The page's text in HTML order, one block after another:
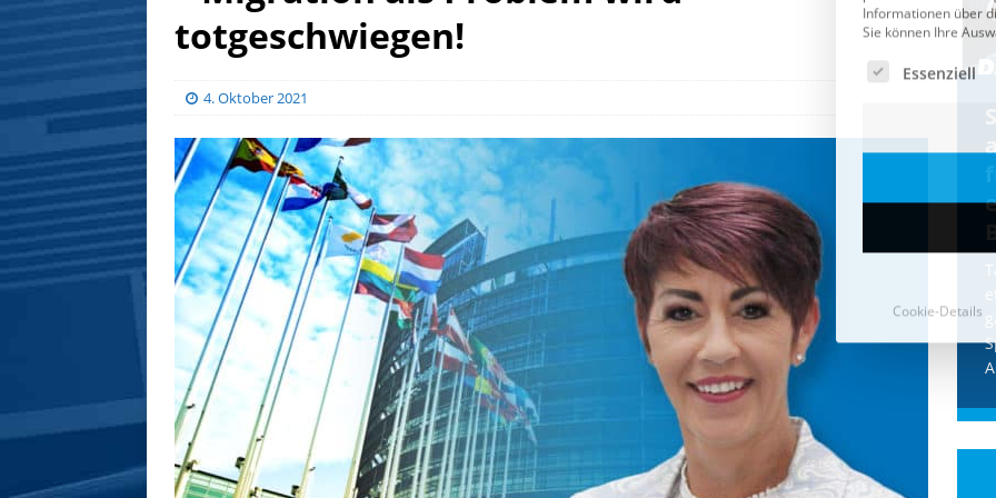
totgeschwiegen!
4. Oktober 2021
der Wahl wieder Afghanen
einfliegen: Zeit für ein
Asylmoratorium!
Die Bundesregierung und die CDU
halten die Wähler für dumm! Weil die
Stimmung wegen der von Afghanen
verübten Anschläge kippte, wurden die
Flüge vor der[...]